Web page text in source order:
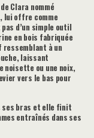
Clara nommé
lui offre comme
d’un simple outil
en bois fabriquée
ressemblant à un
laissant
noisette ou une noix,
vers le bas pour
ses bras et elle finit
entraînés dans ses